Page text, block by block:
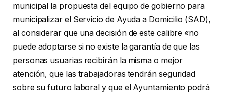
municipal la propuesta del equipo de gobierno para
municipalizar el Servicio de Ayuda a Domicilio (SAD),
al considerar que una decisión de este calibre «no
puede adoptarse si no existe la garantía de que las
personas usuarias recibirán la misma o mejor
atención, que las trabajadoras tendrán seguridad
sobre su futuro laboral y que el Ayuntamiento podrá